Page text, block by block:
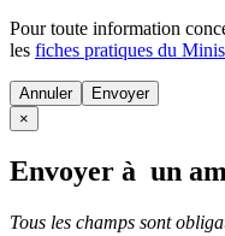
Pour toute information
les fiches pratiques du
Annuler
×
Envoyer à un
Tous les champs sont